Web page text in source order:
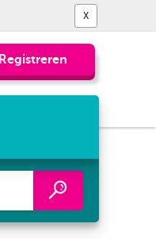
X
Registreren
een
wandel-